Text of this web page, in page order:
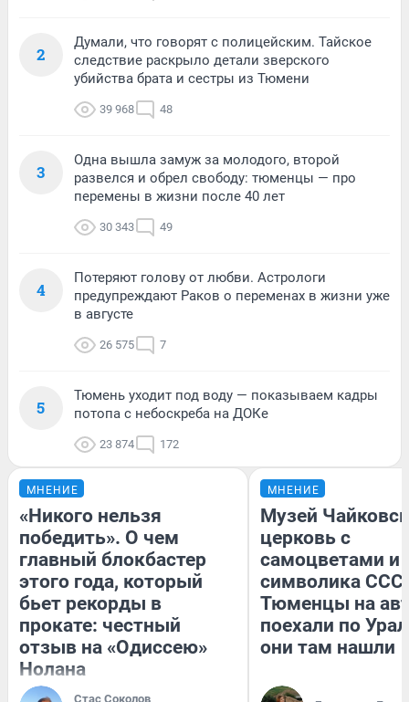
2
Думали, что говорят с полицейским. Тайское
следствие раскрыло детали зверского
убийства брата и сестры из Тюмени
39 968 48
3
Одна вышла замуж за молодого, второй
развелся и обрел свободу: тюменцы — про
перемены в жизни после 40 лет
30 343 49
4
Потеряют голову от любви. Астрологи
предупреждают Раков о переменах в жизни уже
в августе
26 575 7
5
Тюмень уходит под воду — показываем кадры
потопа с небоскреба на ДОКе
23 874 172
МНЕНИЕ
«Никого нельзя
победить». О чем
главный блокбастер
этого года, который
бьет рекорды в
прокате: честный
отзыв на «Одиссею»
Нолана
Стас Соколов
МНЕНИЕ
Музей
церковь с
самоцветами и
символика
Тюменцы на
поехали по
они там нашли